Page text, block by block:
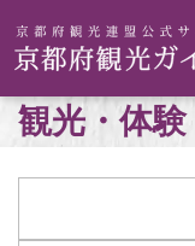
観光・体験